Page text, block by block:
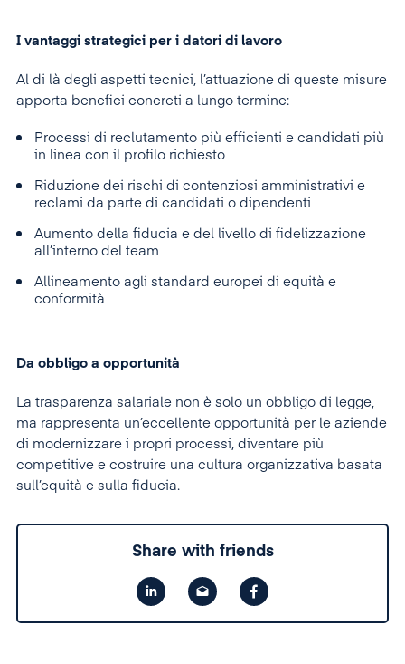
I vantaggi strategici per i datori di lavoro
Al di là degli aspetti tecnici, l’attuazione di queste misure
apporta benefici concreti a lungo termine:
Processi di reclutamento più efficienti e candidati più
in linea con il profilo richiesto
Riduzione dei rischi di contenziosi amministrativi e
reclami da parte di candidati o dipendenti
Aumento della fiducia e del livello di fidelizzazione
all’interno del team
Allineamento agli standard europei di equità e
conformità
Da obbligo a opportunità
La trasparenza salariale non è solo un obbligo di legge,
ma rappresenta un’eccellente opportunità per le aziende
di modernizzare i propri processi, diventare più
competitive e costruire una cultura organizzativa basata
sull’equità e sulla fiducia.
Share with friends